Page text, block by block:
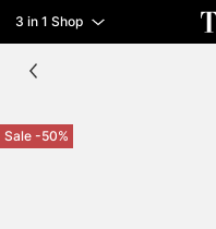
3 in 1 Shop
Sale -50%